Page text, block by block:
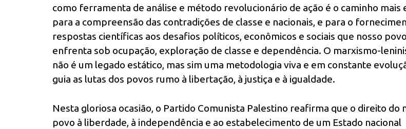
como ferramenta de análise e método revolucionário de ação é o caminho mais
para a compreensão das contradições de classe e nacionais, e para o
respostas científicas aos desafios políticos, econômicos e sociais que nosso povo
enfrenta sob ocupação, exploração de classe e dependência. O marxismo-
não é um legado estático, mas sim uma metodologia viva e em constante
guia as lutas dos povos rumo à libertação, à justiça e à igualdade.
Nesta gloriosa ocasião, o Partido Comunista Palestino reafirma que o direito do
povo à liberdade, à independência e ao estabelecimento de um Estado nacional